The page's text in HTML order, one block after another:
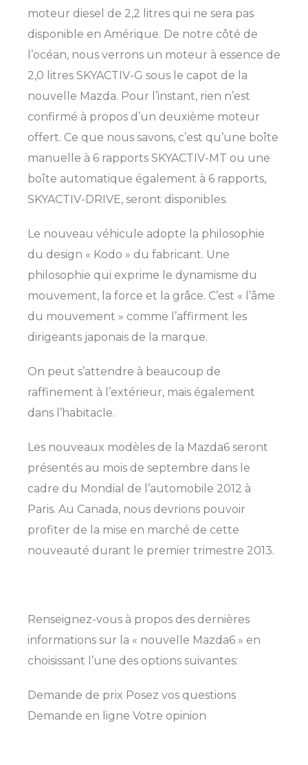
moteur diesel de 2,2 litres qui ne sera pas
disponible en Amérique. De notre côté de
l’océan, nous verrons un moteur à essence de
2,0 litres SKYACTIV-G sous le capot de la
nouvelle Mazda. Pour l’instant, rien n’est
confirmé à propos d’un deuxième moteur
offert. Ce que nous savons, c’est qu’une boîte
manuelle à 6 rapports SKYACTIV-MT ou une
boîte automatique également à 6 rapports,
SKYACTIV-DRIVE, seront disponibles.
Le nouveau véhicule adopte la philosophie
du design « Kodo » du fabricant. Une
philosophie qui exprime le dynamisme du
mouvement, la force et la grâce. C’est « l’âme
du mouvement » comme l’affirment les
dirigeants japonais de la marque.
On peut s’attendre à beaucoup de
raffinement à l’extérieur, mais également
dans l’habitacle.
Les nouveaux modèles de la Mazda6 seront
présentés au mois de septembre dans le
cadre du Mondial de l’automobile 2012 à
Paris. Au Canada, nous devrions pouvoir
profiter de la mise en marché de cette
nouveauté durant le premier trimestre 2013.
Renseignez-vous à propos des dernières
informations sur la « nouvelle Mazda6 » en
choisissant l’une des options suivantes:
Demande de prix Posez vos questions
Demande en ligne Votre opinion
GRANBY
MAGOG
COWANSVILLE
MAGOG